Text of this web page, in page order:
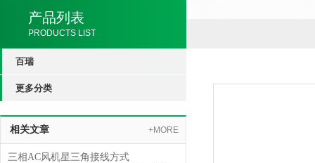
产品列表
PRODUCTS LIST
百瑞
更多分类
相关文章 +MORE
三相AC风机星三角接线方式